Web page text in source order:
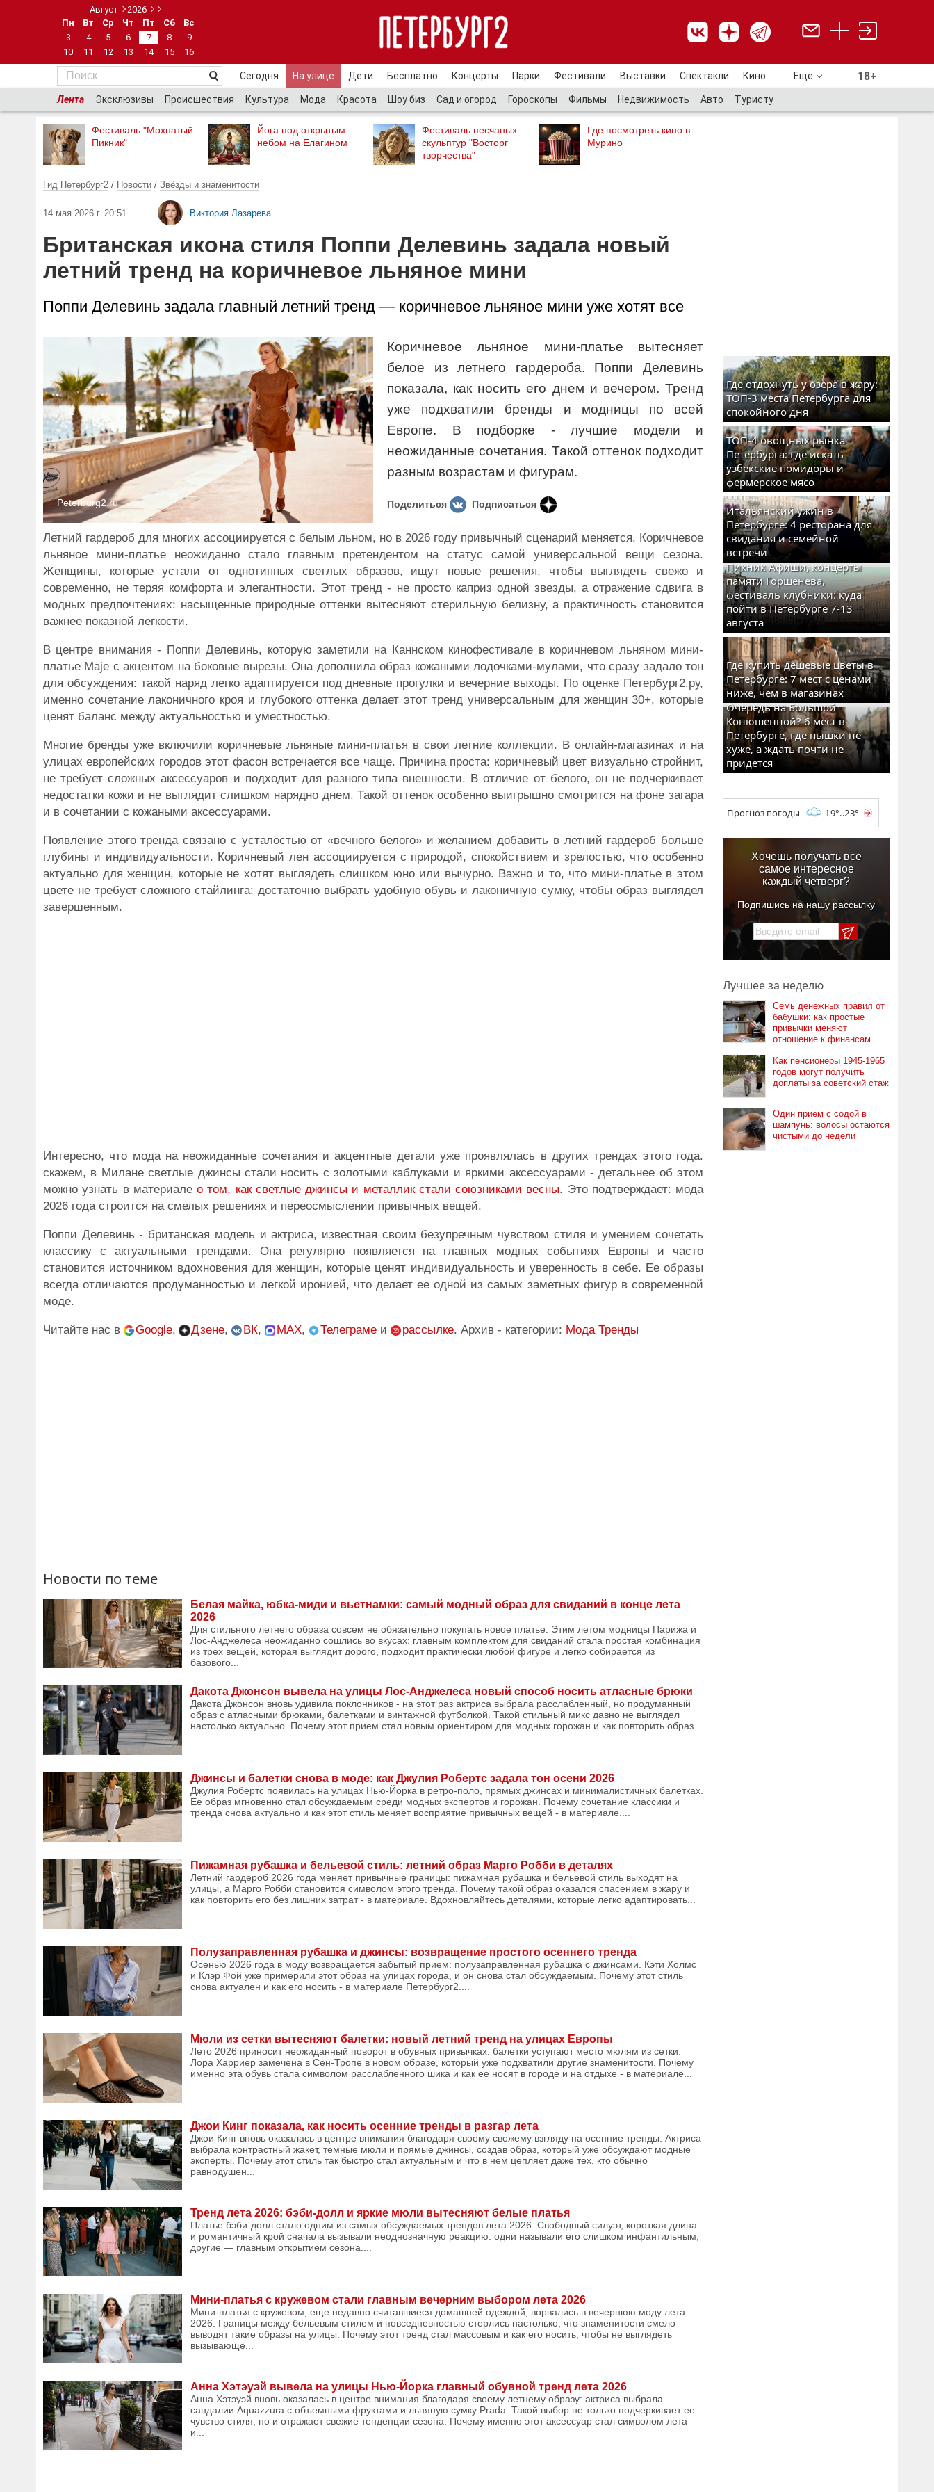
Август
2026
Пн
Вт Ср Чт Пт Сб
Вс
3
4 5 6 7 8
9
10
11 12 13 14 15 16
Сегодня На улице Дети Бесплатно Концерты Парки Фестивали Выставки Спектакли Кино Ещё 18+
Лента Эксклюзивы Происшествия Культура Мода Красота Шоу биз Сад и огород Гороскопы Фильмы Недвижимость Авто Туристу
Фестиваль "Мохнатый
Пикник"
Йога под открытым
небом на Елагином
Фестиваль песчаных
скульптур "Восторг
творчества"
Где посмотреть кино в
Мурино
Гид Петербург2 / Новости / Звёзды и знаменитости
14 мая 2026 г. 20:51 Виктория Лазарева
Британская икона стиля Поппи Делевинь задала новый
летний тренд на коричневое льняное мини
Поппи Делевинь задала главный летний тренд — коричневое льняное мини уже хотят все
Peterburg2.ru
Коричневое льняное мини-платье вытесняет
белое из летнего гардероба. Поппи Делевинь
показала, как носить его днем и вечером. Тренд
уже подхватили бренды и модницы по всей
Европе. В подборке - лучшие модели и
неожиданные сочетания. Такой оттенок подходит
разным возрастам и фигурам.
Поделиться Подписаться
Летний гардероб для многих ассоциируется с белым льном, но в 2026 году привычный сценарий меняется. Коричневое
льняное мини-платье неожиданно стало главным претендентом на статус самой универсальной вещи сезона.
Женщины, которые устали от однотипных светлых образов, ищут новые решения, чтобы выглядеть свежо и
современно, не теряя комфорта и элегантности. Этот тренд - не просто каприз одной звезды, а отражение сдвига в
модных предпочтениях: насыщенные природные оттенки вытесняют стерильную белизну, а практичность становится
важнее показной легкости.
В центре внимания - Поппи Делевинь, которую заметили на Каннском кинофестивале в коричневом льняном мини-
платье Maje с акцентом на боковые вырезы. Она дополнила образ кожаными лодочками-мулами, что сразу задало тон
для обсуждения: такой наряд легко адаптируется под дневные прогулки и вечерние выходы. По оценке Петербург2.ру,
именно сочетание лаконичного кроя и глубокого оттенка делает этот тренд универсальным для женщин 30+, которые
ценят баланс между актуальностью и уместностью.
Многие бренды уже включили коричневые льняные мини-платья в свои летние коллекции. В онлайн-магазинах и на
улицах европейских городов этот фасон встречается все чаще. Причина проста: коричневый цвет визуально стройнит,
не требует сложных аксессуаров и подходит для разного типа внешности. В отличие от белого, он не подчеркивает
недостатки кожи и не выглядит слишком нарядно днем. Такой оттенок особенно выигрышно смотрится на фоне загара
и в сочетании с кожаными аксессуарами.
Появление этого тренда связано с усталостью от «вечного белого» и желанием добавить в летний гардероб больше
глубины и индивидуальности. Коричневый лен ассоциируется с природой, спокойствием и зрелостью, что особенно
актуально для женщин, которые не хотят выглядеть слишком юно или вычурно. Важно и то, что мини-платье в этом
цвете не требует сложного стайлинга: достаточно выбрать удобную обувь и лаконичную сумку, чтобы образ выглядел
завершенным.
Интересно, что мода на неожиданные сочетания и акцентные детали уже проявлялась в других трендах этого года.
скажем, в Милане светлые джинсы стали носить с золотыми каблуками и яркими аксессуарами - детальнее об этом
можно узнать в материале о том, как светлые джинсы и металлик стали союзниками весны. Это подтверждает: мода
2026 года строится на смелых решениях и переосмыслении привычных вещей.
Поппи Делевинь - британская модель и актриса, известная своим безупречным чувством стиля и умением сочетать
классику с актуальными трендами. Она регулярно появляется на главных модных событиях Европы и часто
становится источником вдохновения для женщин, которые ценят индивидуальность и уверенность в себе. Ее образы
всегда отличаются продуманностью и легкой иронией, что делает ее одной из самых заметных фигур в современной
моде.
Читайте нас в Google, Дзене, ВК, MAX, Телеграме и рассылке. Архив - категории: Мода Тренды
Новости по теме
Белая майка, юбка-миди и вьетнамки: самый модный образ для свиданий в конце лета
2026
Для стильного летнего образа совсем не обязательно покупать новое платье. Этим летом модницы Парижа и
Лос-Анджелеса неожиданно сошлись во вкусах: главным комплектом для свиданий стала простая комбинация
из трех вещей, которая выглядит дорого, подходит практически любой фигуре и легко собирается из
базового...
Дакота Джонсон вывела на улицы Лос-Анджелеса новый способ носить атласные брюки
Дакота Джонсон вновь удивила поклонников - на этот раз актриса выбрала расслабленный, но продуманный
образ с атласными брюками, балетками и винтажной футболкой. Такой стильный микс давно не выглядел
настолько актуально. Почему этот прием стал новым ориентиром для модных горожан и как повторить образ...
Джинсы и балетки снова в моде: как Джулия Робертс задала тон осени 2026
Джулия Робертс появилась на улицах Нью-Йорка в ретро-поло, прямых джинсах и минималистичных балетках.
Ее образ мгновенно стал обсуждаемым среди модных экспертов и горожан. Почему сочетание классики и
тренда снова актуально и как этот стиль меняет восприятие привычных вещей - в материале....
Пижамная рубашка и бельевой стиль: летний образ Марго Робби в деталях
Летний гардероб 2026 года меняет привычные границы: пижамная рубашка и бельевой стиль выходят на
улицы, а Марго Робби становится символом этого тренда. Почему такой образ оказался спасением в жару и
как повторить его без лишних затрат - в материале. Вдохновляйтесь деталями, которые легко адаптировать...
Полузаправленная рубашка и джинсы: возвращение простого осеннего тренда
Осенью 2026 года в моду возвращается забытый прием: полузаправленная рубашка с джинсами. Кэти Холмс
и Клэр Фой уже примерили этот образ на улицах города, и он снова стал обсуждаемым. Почему этот стиль
снова актуален и как его носить - в материале Петербург2....
Мюли из сетки вытесняют балетки: новый летний тренд на улицах Европы
Лето 2026 приносит неожиданный поворот в обувных привычках: балетки уступают место мюлям из сетки.
Лора Харриер замечена в Сен-Тропе в новом образе, который уже подхватили другие знаменитости. Почему
именно эта обувь стала символом расслабленного шика и как ее носят в городе и на отдыхе - в материале...
Джои Кинг показала, как носить осенние тренды в разгар лета
Джои Кинг вновь оказалась в центре внимания благодаря своему свежему взгляду на осенние тренды. Актриса
выбрала контрастный жакет, темные мюли и прямые джинсы, создав образ, который уже обсуждают модные
эксперты. Почему этот стиль так быстро стал актуальным и что в нем цепляет даже тех, кто обычно
равнодушен...
Тренд лета 2026: бэби-долл и яркие мюли вытесняют белые платья
Платье бэби-долл стало одним из самых обсуждаемых трендов лета 2026. Свободный силуэт, короткая длина
и романтичный крой сначала вызывали неоднозначную реакцию: одни называли его слишком инфантильным,
другие — главным открытием сезона....
Мини-платья с кружевом стали главным вечерним выбором лета 2026
Мини-платья с кружевом, еще недавно считавшиеся домашней одеждой, ворвались в вечернюю моду лета
2026. Границы между бельевым стилем и повседневностью стерлись настолько, что знаменитости смело
выводят такие образы на улицы. Почему этот тренд стал массовым и как его носить, чтобы не выглядеть
вызывающе...
Анна Хэтэуэй вывела на улицы Нью-Йорка главный обувной тренд лета 2026
Анна Хэтэуэй вновь оказалась в центре внимания благодаря своему летнему образу: актриса выбрала
сандалии Aquazzura с объемными фруктами и льняную сумку Prada. Такой выбор не только подчеркивает ее
чувство стиля, но и отражает свежие тенденции сезона. Почему именно этот аксессуар стал символом лета
и...
Где отдохнуть у озера в жару:
ТОП-3 места Петербурга для
спокойного дня
ТОП-4 овощных рынка
Петербурга: где искать
узбекские помидоры и
фермерское мясо
Итальянский ужин в
Петербурге: 4 ресторана для
свидания и семейной
встречи
Пикник Афиши, концерты
памяти Горшенева,
фестиваль клубники: куда
пойти в Петербурге 7-13
августа
Где купить дешевые цветы в
Петербурге: 7 мест с ценами
ниже, чем в магазинах
Очередь на Большой
Конюшенной? 6 мест в
Петербурге, где пышки не
хуже, а ждать почти не
придется
Прогноз погоды 19°..23°
Хочешь получать все
самое интересное
каждый четверг?
Подпишись на нашу рассылку
Лучшее за неделю
Семь денежных правил от
бабушки: как простые
привычки меняют
отношение к финансам
Как пенсионеры 1945-1965
годов могут получить
доплаты за советский стаж
Один прием с содой в
шампунь: волосы остаются
чистыми до недели